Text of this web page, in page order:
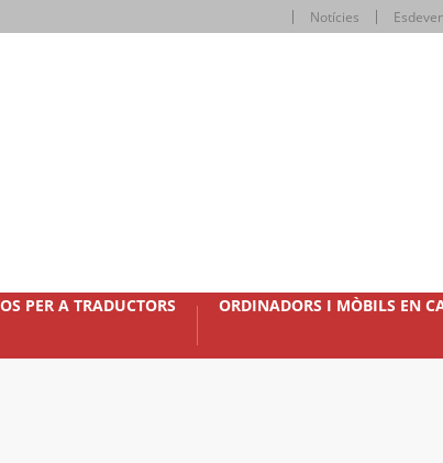
Notícies
PER A TRADUCTORS ORDINADORS I MÒBILS EN